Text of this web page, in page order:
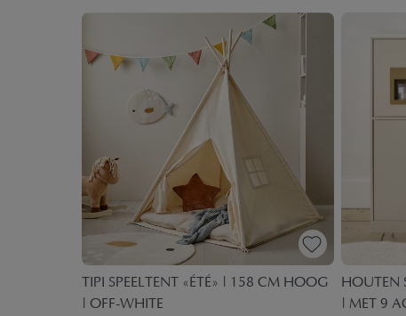
TIPI SPEELTENT «ÉTÉ» | 158 CM HOOG
| OFF-WHITE
HOUTEN
| MET 9